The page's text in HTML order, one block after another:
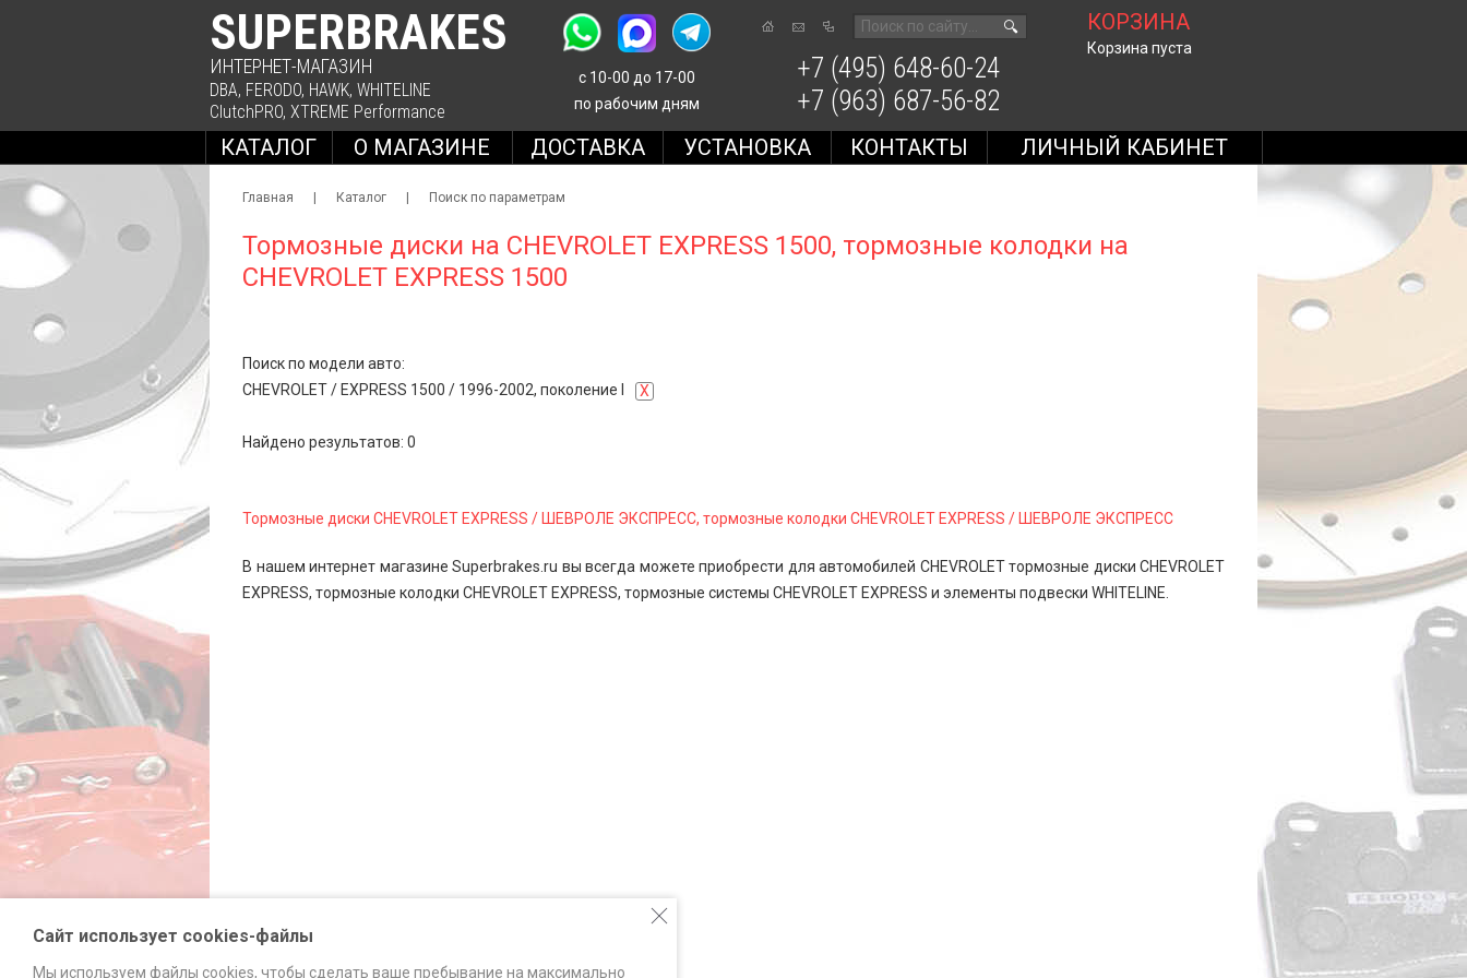
SUPERBRAKES
ИНТЕРНЕТ-МАГАЗИН
DBA, FERODO, HAWK, WHITELINE
ClutchPRO, XTREME Performance
с 10-00 до 17-00
по рабочим дням
🔍 КОРЗИНА
Корзина пуста
+7 (495) 648-60-24
+7 (963) 687-56-82
КАТАЛОГ О МАГАЗИНЕ ДОСТАВКА УСТАНОВКА КОНТАКТЫ ЛИЧНЫЙ КАБИНЕТ
Главная Каталог Поиск по параметрам
Тормозные диски на CHEVROLET EXPRESS 1500, тормозные колодки на
CHEVROLET EXPRESS 1500
Поиск по модели авто:
CHEVROLET/ EXPRESS 1500 / 1996-2002, поколение I X
Найдено результатов: 0
Тормозные диски CHEVROLET EXPRESS / ШЕВРОЛЕ ЭКСПРЕСС, тормозные колодки CHEVROLET EXPRESS / ШЕВРОЛЕ ЭКСПРЕСС
В нашем интернет магазине Superbrakes.ru вы всегда можете приобрести для автомобилей CHEVROLET тормозные диски CHEVROLET
EXPRESS, тормозные колодки CHEVROLET EXPRESS, тормозные системы CHEVROLET EXPRESS и элементы подвески WHITELINE.
Сайт использует cookies-файлы
Мы используем файлы cookies, чтобы сделать ваше пребывание на максимально